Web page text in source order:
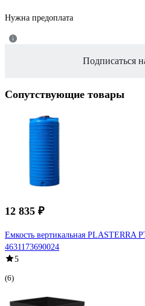
Нужна предоплата
Подписаться
Сопутствующие товары
12 835 ₽
Емкость вертикальная PLASTERRA
4631173690024
5
(6)